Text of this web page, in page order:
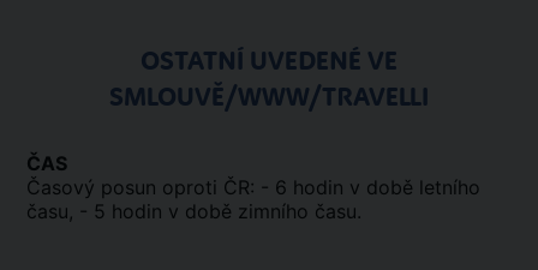
OSTATNÍ UVEDENÉ VE
SMLOUVĚ/WWW/TRAVELLI
ČAS
Časový posun oproti ČR: - 6 hodin v době letního
času, - 5 hodin v době zimního času.